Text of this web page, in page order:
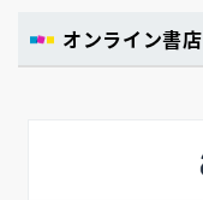
オンライン書店